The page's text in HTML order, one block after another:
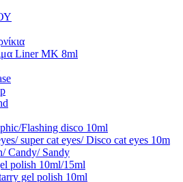
Liner ΜΚ 8ml
Flashing disco 10ml
super cat eyes/ Disco cat eyes 10m
Candy/ Sandy
polish 10ml/15ml
gel polish 10ml